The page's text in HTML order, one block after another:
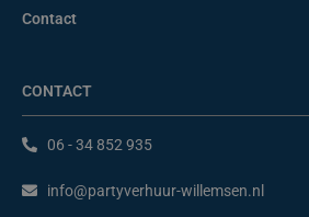
Contact
CONTACT
06 - 34 852 935
info@partyverhuur-willemsen.nl